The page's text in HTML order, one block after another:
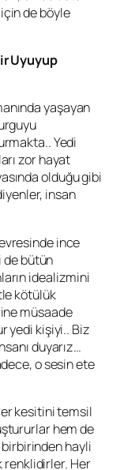
için de böyle
Uyuyup
yaşayan
Yedi
zor hayat
olduğu gibi
insan
ince
de bütün
idealizmini
kötülük
müsaade
yedi kişiyi.. Biz
duyarız…
o sesin ete
kesitini temsil
hem de
hayli
renklidirler. Her